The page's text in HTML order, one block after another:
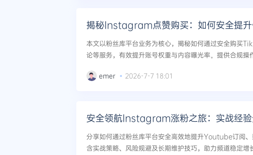
本文以粉丝库平台业务为核心，揭秘如何通过安全购买
论等服务，有效提升账号权重与内容曝光率。提供合规操
emer 2026-7-7 18:01
安全领航Instagram涨粉之旅：实战经
分享如何通过粉丝库平台安全高效地提升Youtube订阅
含实战策略、风险规避及长期维护技巧，助力频道稳定增